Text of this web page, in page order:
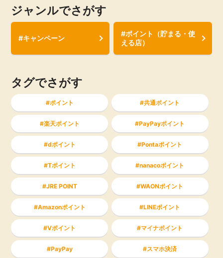
ジャンルでさがす
#キャンペーン
#ポイント（貯まる・使
える店）
タグでさがす
ポイント 共通ポイント
楽天ポイント PayPayポイント
dポイント Pontaポイント
Tポイント nanacoポイント
JRE POINT WAONポイント
Amazonポイント LINEポイント
Vポイント マイナポイント
PayPay スマホ決済